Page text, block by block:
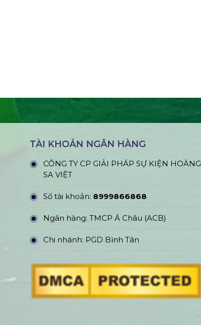
TÀI KHOẢN NGÂN HÀNG
CÔNG TY CP GIẢI PHÁP SỰ KIỆN HOÀNG
SA VIỆT
Số tài khoản: 8999866868
Ngân hàng: TMCP Á Châu (ACB)
Chi nhánh: PGD Bình Tân